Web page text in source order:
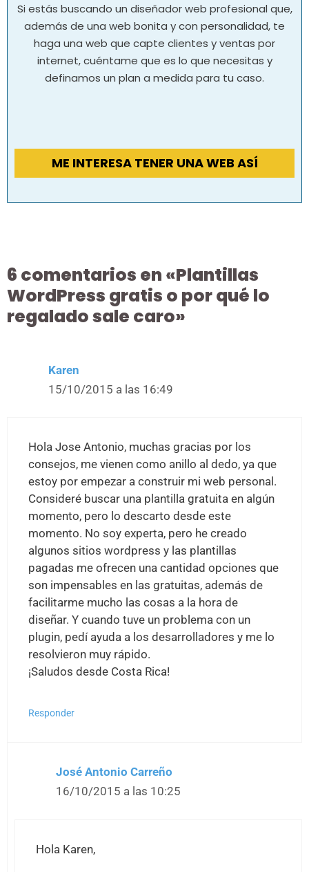
Si estás buscando un diseñador web profesional que,
además de una web bonita y con personalidad, te
haga una web que capte clientes y ventas por
internet, cuéntame que es lo que necesitas y
definamos un plan a medida para tu caso.
ME INTERESA TENER UNA WEB ASÍ
6 comentarios en «Plantillas
WordPress gratis o por qué lo
regalado sale caro»
Karen
15/10/2015 a las 16:49
Hola Jose Antonio, muchas gracias por los
consejos, me vienen como anillo al dedo, ya que
estoy por empezar a construir mi web personal.
Consideré buscar una plantilla gratuita en algún
momento, pero lo descarto desde este
momento. No soy experta, pero he creado
algunos sitios wordpress y las plantillas
pagadas me ofrecen una cantidad opciones que
son impensables en las gratuitas, además de
facilitarme mucho las cosas a la hora de
diseñar. Y cuando tuve un problema con un
plugin, pedí ayuda a los desarrolladores y me lo
resolvieron muy rápido.
¡Saludos desde Costa Rica!
Responder
José Antonio Carreño
16/10/2015 a las 10:25
Hola Karen,